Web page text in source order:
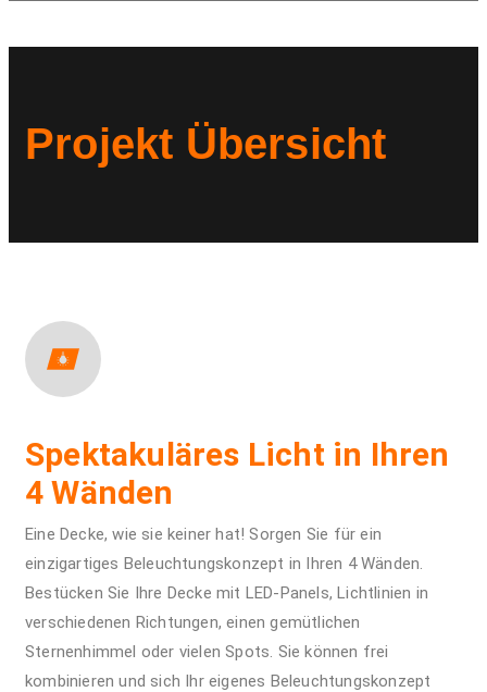
Projekt Übersicht
Spektakuläres Licht in Ihren
4 Wänden
Eine Decke, wie sie keiner hat! Sorgen Sie für ein
einzigartiges Beleuchtungskonzept in Ihren 4 Wänden.
Bestücken Sie Ihre Decke mit LED-Panels, Lichtlinien in
verschiedenen Richtungen, einen gemütlichen
Sternenhimmel oder vielen Spots. Sie können frei
kombinieren und sich Ihr eigenes Beleuchtungskonzept